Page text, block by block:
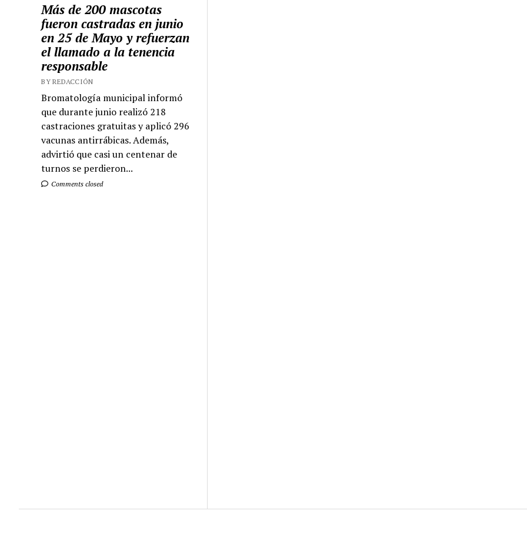
Más de 200 mascotas
fueron castradas en junio
en 25 de Mayo y refuerzan
el llamado a la tenencia
responsable
BY REDACCIÓN
Bromatología municipal informó
que durante junio realizó 218
castraciones gratuitas y aplicó 296
vacunas antirrábicas. Además,
advirtió que casi un centenar de
turnos se perdieron...
Comments closed